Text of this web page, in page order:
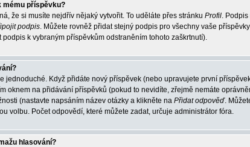
mému příspěvku?
že si musíte nejdřív nějaký vytvořit. To uděláte přes stránku Profil.
podpis. Můžete rovněž přidat stejný podpis pro všechny vaše
k vybraným příspěvkům odstraněním tohoto zaškrtnutí).
jednoduché. Když přidáte nový příspěvek (nebo upravujete první
oknem na přidávání příspěvků (pokud to nevidíte, zřejmě nemáte
(nastavte napsáním název otázky a klikněte na Přidat odpověď.
volbu. Počet odpovědí, které můžete zadat, určuje administrátor fóra.
hlasování?